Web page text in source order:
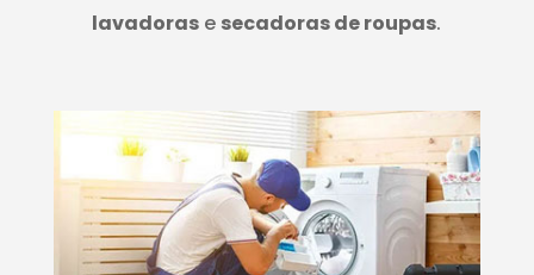
lavadoras e secadoras de roupas.